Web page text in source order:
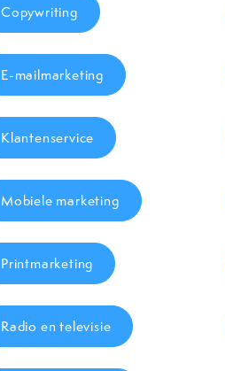
Copywriting
E-mailmarketing
Klantenservice
Mobiele marketing
Printmarketing
Radio en televisie